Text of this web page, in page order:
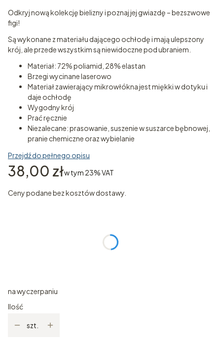
Odkryj nową kolekcję bielizny i poznaj jej gwiazdę – bezszwowe
figi!
Są wykonane z materiału dającego ochłodę i mają ulepszony
krój, ale przede wszystkim są niewidoczne pod ubraniem.
Materiał: 72% poliamid, 28% elastan
Brzegi wycinane laserowo
Materiał zawierający mikrowłókna jest miękki w dotyku i
daje ochłodę
Wygodny krój
Prać ręcznie
Niezalecane: prasowanie, suszenie w suszarce bębnowej,
pranie chemiczne oraz wybielanie
Przejdź do pełnego opisu
Cena
38,00 złw tym 23% VAT
w tym 23%VAT
Ceny podane bez kosztów dostawy.
na wyczerpaniu
Ilość
szt.